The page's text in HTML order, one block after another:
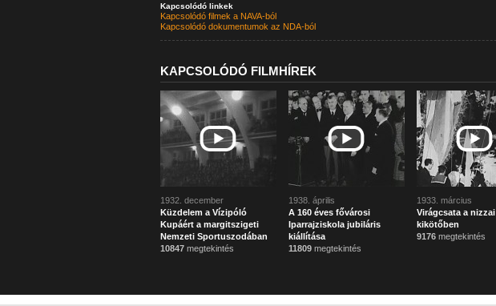
Kapcsolódó linkek
Kapcsolódó filmek a NAVA-ból
Kapcsolódó dokumentumok az NDA-ból
KAPCSOLÓDÓ FILMHÍREK
1932. december
Küzdelem a Vízipóló
Kupáért a margitszigeti
Nemzeti Sportuszodában
10847megtekintés
1938. április
A 160 éves fővárosi
Iparrajziskola jubiláris
kiállítása
11809megtekintés
1933. március
Virágcsata a nizzai
kikötőben
9176megtekintés